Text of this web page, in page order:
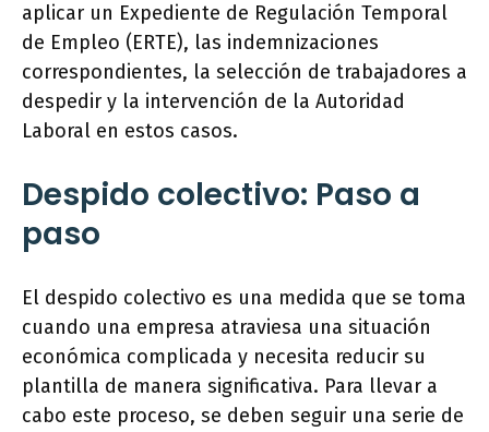
aplicar un Expediente de Regulación Temporal
de Empleo (ERTE), las indemnizaciones
correspondientes, la selección de trabajadores a
despedir y la intervención de la Autoridad
Laboral en estos casos.
Despido colectivo: Paso a
paso
El despido colectivo es una medida que se toma
cuando una empresa atraviesa una situación
económica complicada y necesita reducir su
plantilla de manera significativa. Para llevar a
cabo este proceso, se deben seguir una serie de